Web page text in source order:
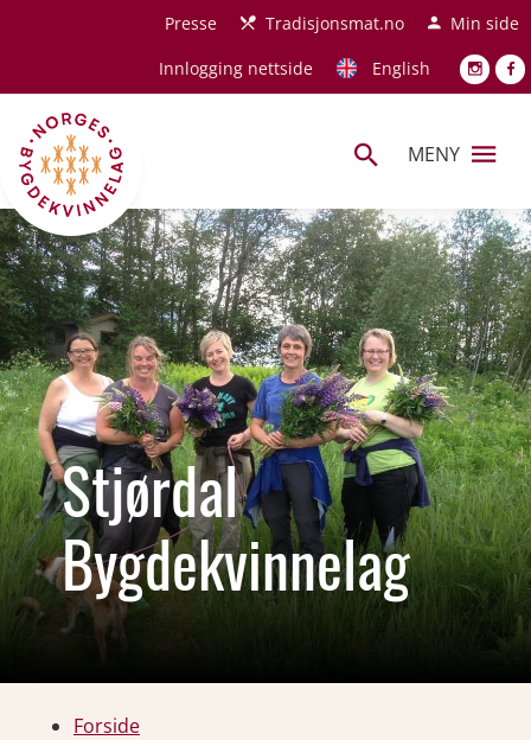
Hopp til hovedinnholdPresse Tradisjonsmat.no
Min side
Innlogging nettside
English
MENY
Stjørdal
Bygdekvinnelag
Forside